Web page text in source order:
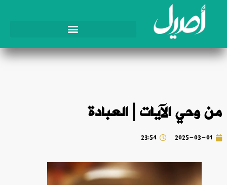
من وحي الآيات | العبادة
2025-03-01
23:54